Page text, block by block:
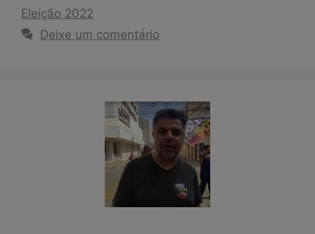
Eleição 2022
Deixe um comentário